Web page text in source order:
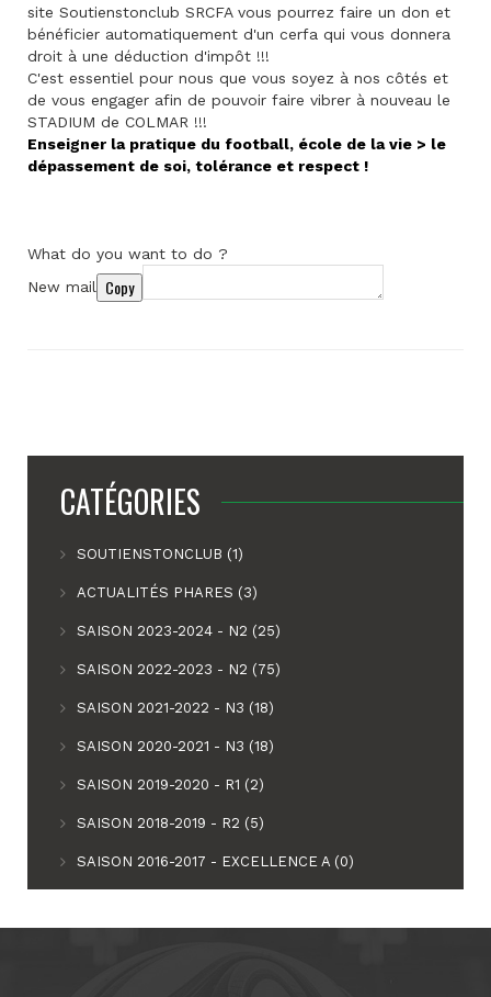
site Soutienstonclub SRCFA vous pourrez faire un don et
bénéficier automatiquement d'un cerfa qui vous donnera
droit à une déduction d'impôt !!!
C'est essentiel pour nous que vous soyez à nos côtés et
de vous engager afin de pouvoir faire vibrer à nouveau le
STADIUM de COLMAR !!!
Enseigner la pratique du football, école de la vie > le
dépassement de soi, tolérance et respect !
What do you want to do ?
New mail
Copy
CATÉGORIES
SOUTIENSTONCLUB (1)
ACTUALITÉS PHARES (3)
SAISON 2023-2024 - N2 (25)
SAISON 2022-2023 - N2 (75)
SAISON 2021-2022 - N3 (18)
SAISON 2020-2021 - N3 (18)
SAISON 2019-2020 - R1 (2)
SAISON 2018-2019 - R2 (5)
SAISON 2016-2017 - EXCELLENCE A (0)